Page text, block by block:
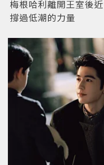
梅根哈利離開王室後
撐過低潮的力量